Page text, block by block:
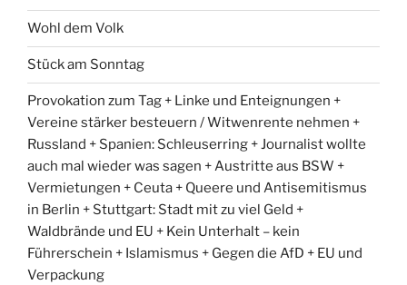
Wohl dem Volk
Stück am Sonntag
Provokation zum Tag + Linke und Enteignungen +
Vereine stärker besteuern / Witwenrente nehmen +
Russland + Spanien: Schleuserring + Journalist wollte
auch mal wieder was sagen + Austritte aus BSW +
Vermietungen + Ceuta + Queere und Antisemitismus
in Berlin + Stuttgart: Stadt mit zu viel Geld +
Waldbrände und EU + Kein Unterhalt – kein
Führerschein + Islamismus + Gegen die AfD + EU und
Verpackung